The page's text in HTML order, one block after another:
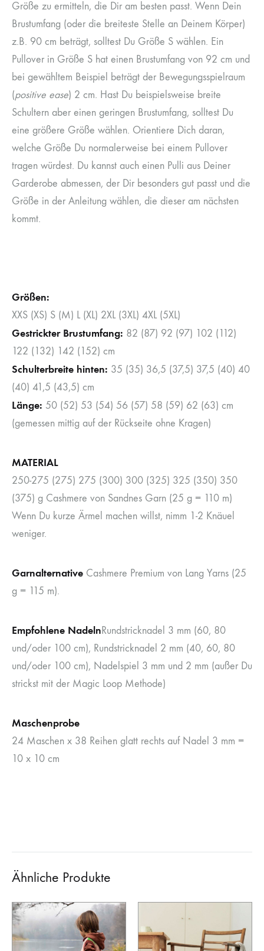
Größe zu ermitteln, die Dir am besten passt. Wenn Dein
Brustumfang (oder die breiteste Stelle an Deinem Körper)
z.B. 90 cm beträgt, solltest Du Größe S wählen. Ein
Pullover in Größe S hat einen Brustumfang von 92 cm und
bei gewähltem Beispiel beträgt der Bewegungsspielraum
(positive ease) 2 cm. Hast Du beispielsweise breite
Schultern aber einen geringen Brustumfang, solltest Du
eine größere Größe wählen. Orientiere Dich daran,
welche Größe Du normalerweise bei einem Pullover
tragen würdest. Du kannst auch einen Pulli aus Deiner
Garderobe abmessen, der Dir besonders gut passt und die
Größe in der Anleitung wählen, die dieser am nächsten
kommt.
Größen:
XXS (XS) S (M) L (XL) 2XL (3XL) 4XL (5XL)
Gestrickter Brustumfang: 82 (87) 92 (97) 102 (112)
122 (132) 142 (152) cm
Schulterbreite hinten: 35 (35) 36,5 (37,5) 37,5 (40) 40
(40) 41,5 (43,5) cm
Länge: 50 (52) 53 (54) 56 (57) 58 (59) 62 (63) cm
(gemessen mittig auf der Rückseite ohne Kragen)
MATERIAL
250-275 (275) 275 (300) 300 (325) 325 (350) 350
(375) g Cashmere von Sandnes Garn (25 g = 110 m)
Wenn Du kurze Ärmel machen willst, nimm 1-2 Knäuel
weniger.
Garnalternative Cashmere Premium von Lang Yarns (25
g = 115 m).
Empfohlene NadelnRundstricknadel 3 mm (60, 80
und/oder 100 cm), Rundstricknadel 2 mm (40, 60, 80
und/oder 100 cm), Nadelspiel 3 mm und 2 mm (außer Du
strickst mit der Magic Loop Methode)
Maschenprobe
24 Maschen x 38 Reihen glatt rechts auf Nadel 3 mm =
10 x 10 cm
Ähnliche Produkte